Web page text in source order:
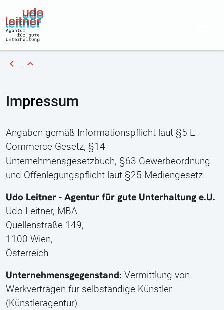
chevron_left expand_less
Impressum
Angaben gemäß Informationspflicht laut §5 E-
Commerce Gesetz, §14
Unternehmensgesetzbuch, §63 Gewerbeordnung
und Offenlegungspflicht laut §25 Mediengesetz.
Udo Leitner - Agentur für gute Unterhaltung e.U.
Udo Leitner, MBA
Quellenstraße 149,
1100 Wien,
Österreich
Unternehmensgegenstand: Vermittlung von
Werkverträgen für selbständige Künstler
(Künstleragentur)